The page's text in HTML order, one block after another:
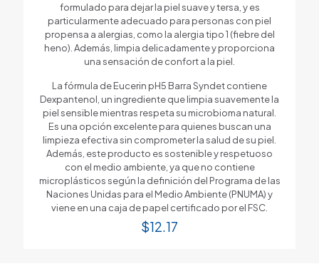
formulado para dejar la piel suave y tersa, y es
particularmente adecuado para personas con piel
propensa a alergias, como la alergia tipo 1 (fiebre del
heno). Además, limpia delicadamente y proporciona
una sensación de confort a la piel.
La fórmula de Eucerin pH5 Barra Syndet contiene
Dexpantenol, un ingrediente que limpia suavemente la
piel sensible mientras respeta su microbioma natural.
Es una opción excelente para quienes buscan una
limpieza efectiva sin comprometer la salud de su piel.
Además, este producto es sostenible y respetuoso
con el medio ambiente, ya que no contiene
microplásticos según la definición del Programa de las
Naciones Unidas para el Medio Ambiente (PNUMA) y
viene en una caja de papel certificado por el FSC.
$12.17